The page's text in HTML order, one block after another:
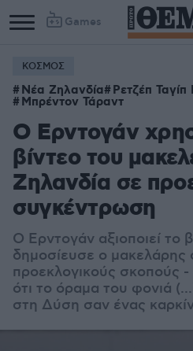
Games
ΚΟΣΜΟΣ
Νέα Ζηλανδία Ρετζέπ
Μπρέντον Τάραντ
Ο Ερντογάν
βίντεο του
Ζηλανδία σε
συγκέντρωση
Ο Ερντογάν αξιοποιεί το
δημοσίευσε ο μακελάρης
προεκλογικούς σκοπούς
ότι το όραμα του φονιά
στη Δύση σαν ένας